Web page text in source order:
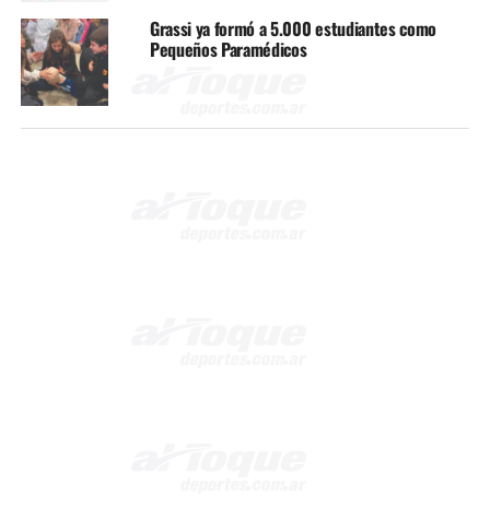
Grassi ya formó a 5.000 estudiantes como
Pequeños Paramédicos